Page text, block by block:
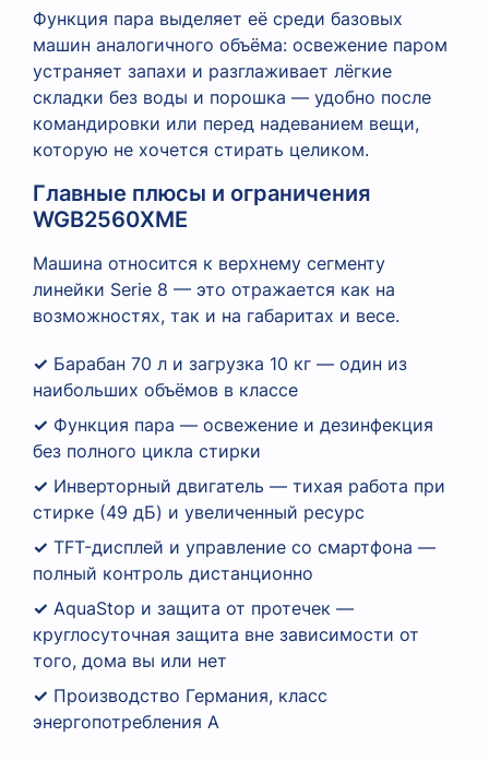
Функция пара выделяет её среди базовых
машин аналогичного объёма: освежение паром
устраняет запахи и разглаживает лёгкие
складки без воды и порошка — удобно после
командировки или перед надеванием вещи,
которую не хочется стирать целиком.
Главные плюсы и ограничения
WGB2560XME
Машина относится к верхнему сегменту
линейки Serie 8 — это отражается как на
возможностях, так и на габаритах и весе.
✓ Барабан 70 л и загрузка 10 кг — один из
наибольших объёмов в классе
✓ Функция пара — освежение и дезинфекция
без полного цикла стирки
✓ Инверторный двигатель — тихая работа при
стирке (49 дБ) и увеличенный ресурс
✓ TFT-дисплей и управление со смартфона —
полный контроль дистанционно
✓ AquaStop и защита от протечек —
круглосуточная защита вне зависимости от
того, дома вы или нет
✓ Производство Германия, класс
энергопотребления A